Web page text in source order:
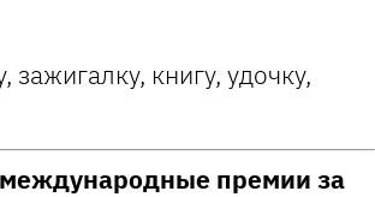
зажигалку, книгу, удочку,
премии за